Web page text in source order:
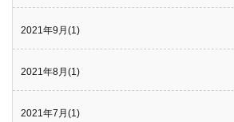
2021年9月(1)
2021年8月(1)
2021年7月(1)